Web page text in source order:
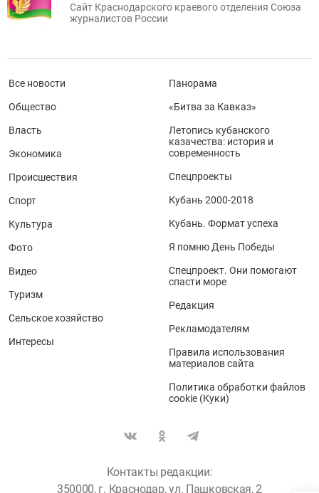
Сайт Краснодарского краевого отделения Союза
журналистов России
Все новости
Общество
Власть
Экономика
Происшествия
Спорт
Культура
Фото
Видео
Туризм
Сельское хозяйство
Интересы
Панорама
«Битва за Кавказ»
Летопись кубанского
казачества: история и
современность
Спецпроекты
Кубань 2000-2018
Кубань. Формат успеха
Я помню День Победы
Спецпроект. Они помогают
спасти море
Редакция
Рекламодателям
Правила использования
материалов сайта
Политика обработки файлов
cookie (Куки)
Контакты редакции:
350000, г. Краснодар, ул. Пашковская, 2